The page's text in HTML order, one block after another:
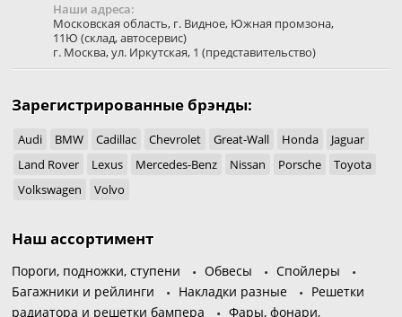
Наши адреса:
Московская область, г. Видное, Южная промзона,
11Ю (склад, автосервис)
г. Москва,ул. Иркутская, 1 (представительство)
Зарегистрированные брэнды:
Audi BMW Cadillac Chevrolet Great-Wall Honda
Jaguar
Land Rover
Lexus Mercedes-Benz Nissan Porsche
Toyota
Volkswagen
Volvo
Наш ассортимент
Пороги, подножки, ступени Обвесы
Спойлеры
Багажники и рейлинги
Накладки разные
Решетки
радиатора и решетки бампера
Фары, фонари,